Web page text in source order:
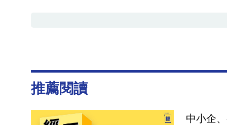
推薦閱讀
中小企